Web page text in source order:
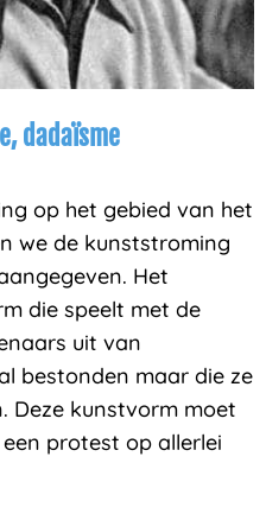
dadaïsme
op het gebied van het
we de kunststroming
Het
die speelt met de
uit van
bestonden maar die ze
Deze kunstvorm moet
protest op allerlei